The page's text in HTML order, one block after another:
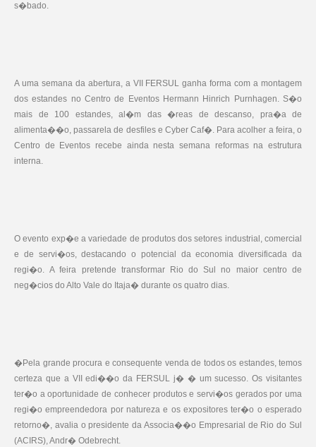
s�bado.
A uma semana da abertura, a VII FERSUL ganha forma com a montagem
dos estandes no Centro de Eventos Hermann Hinrich Purnhagen. S�o
mais de 100 estandes, al�m das �reas de descanso, pra�a de
alimenta��o, passarela de desfiles e Cyber Caf�. Para acolher a feira, o
Centro de Eventos recebe ainda nesta semana reformas na estrutura
interna.
O evento exp�e a variedade de produtos dos setores industrial, comercial
e de servi�os, destacando o potencial da economia diversificada da
regi�o. A feira pretende transformar Rio do Sul no maior centro de
neg�cios do Alto Vale do Itaja� durante os quatro dias.
�Pela grande procura e consequente venda de todos os estandes, temos
certeza que a VII edi��o da FERSUL j� � um sucesso. Os visitantes
ter�o a oportunidade de conhecer produtos e servi�os gerados por uma
regi�o empreendedora por natureza e os expositores ter�o o esperado
retorno�, avalia o presidente da Associa��o Empresarial de Rio do Sul
(ACIRS), Andr� Odebrecht.